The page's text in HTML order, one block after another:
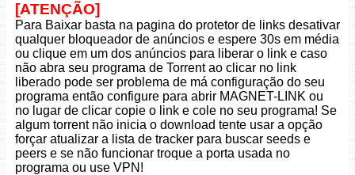
[ATENÇÃO]
Para Baixar basta na pagina do protetor de links desativar
qualquer bloqueador de anúncios e espere 30s em média
ou clique em um dos anúncios para liberar o link e caso
não abra seu programa de Torrent ao clicar no link
liberado pode ser problema de má configuração do seu
programa então configure para abrir MAGNET-LINK ou
no lugar de clicar copie o link e cole no seu programa! Se
algum torrent não inicia o download tente usar a opção
forçar atualizar a lista de tracker para buscar seeds e
peers e se não funcionar troque a porta usada no
programa ou use VPN!